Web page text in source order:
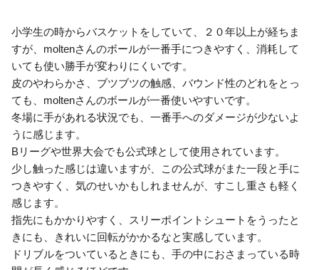
小学生の時からバスケットをしていて、２０年以上が経ちま
すが、moltenさんのボールが一番手につきやすく、消耗して
いても使い勝手が変わりにくいです。
皮のやわらかさ、ブツブツの触感、バウンド性のどれをとっ
ても、moltenさんのボールが一番使いやすいです。
冬場に手があれる状況でも、一番手へのダメージが少ないよ
うに感じます。
Bリーグや世界大会でも公式球として使用されています。
少し触った感じは違いますが、この公式球がまた一段と手に
つきやすく、気のせいかもしれませんが、すこし重さも軽く
感じます。
指先にもかかりやすく、スリーポイントシュートをうったと
きにも、きれいに回転がかかるなと実感しています。
ドリブルをついているときにも、手の中におさまっている時